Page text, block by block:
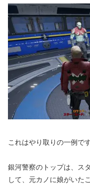
これはやり取りの一例で
銀河警察のトップは、ス
して、元カノに娘がいた